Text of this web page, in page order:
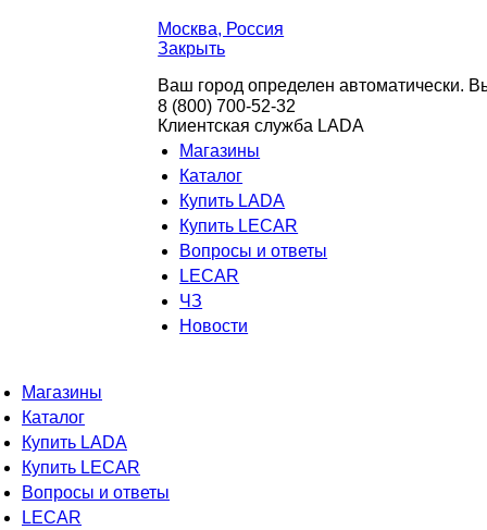
Москва, Россия
Закрыть
Ваш город определен автоматически.
8 (800) 700-52-32
Клиентская служба LADA
Магазины
Каталог
Купить LADA
Купить LECAR
Вопросы и ответы
LECAR
ЧЗ
Новости
Магазины
Каталог
Купить LADA
Купить LECAR
Вопросы и ответы
LECAR